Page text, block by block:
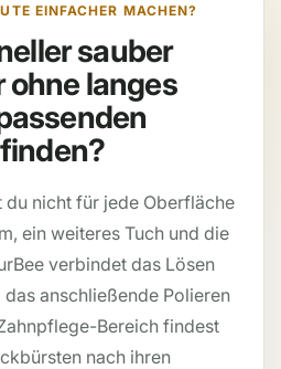
EINFACHER MACHEN?
sauber
ohne langes
du nicht für jede Oberfläche
ein weiteres Tuch und die
verbindet das Lösen
anschließende Polieren
Bereich findest
nach ihren